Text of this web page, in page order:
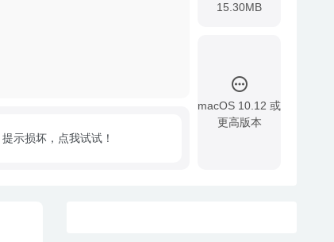
15.30MB
macOS 10.12 或
更高版本
示损坏，点我试试！